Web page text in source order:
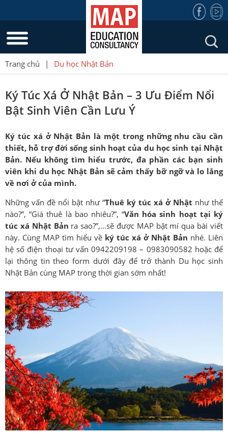
Trang chủ | Du học Nhật Bản
Ký Túc Xá Ở Nhật Bản – 3 Ưu Điểm Nổi
Bật Sinh Viên Cần Lưu Ý
Ký túc xá ở Nhật Bản là một trong những nhu cầu cần
thiết, hỗ trợ đời sống sinh hoạt của du học sinh tại Nhật
Bản. Nếu không tìm hiểu trước, đa phần các bạn sinh
viên khi du học Nhật Bản sẽ cảm thấy bỡ ngỡ và lo lắng
về nơi ở của mình.
Những vấn đề nổi bật như “Thuê ký túc xá ở Nhật như thế
nào?”, “Giá thuê là bao nhiêu?”, “Văn hóa sinh hoạt tại ký
túc xá Nhật Bản ra sao?”,…sẽ được MAP bật mí qua bài viết
này. Cùng MAP tìm hiểu về ký túc xá ở Nhật Bản nhé. Liên
hệ số điện thoại tư vấn 0942209198 – 0983090582 hoặc để
lại thông tin theo form dưới đây để trở thành Du học sinh
Nhật Bản cùng MAP trong thời gian sớm nhất!